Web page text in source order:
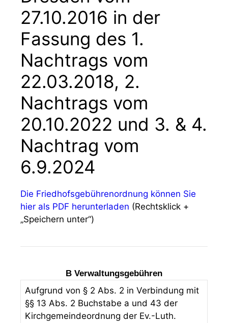
27.10.2016 in der
Fassung des 1.
Nachtrags vom
22.03.2018, 2.
Nachtrags vom
20.10.2022 und 3. & 4.
Nachtrag vom
6.9.2024
Die Friedhofsgebührenordnung können Sie
hier als PDF herunterladen (Rechtsklick +
„Speichern unter“)
B Verwaltungsgebühren
Aufgrund von § 2 Abs. 2 in Verbindung mit
§§ 13 Abs. 2 Buchstabe a und 43 der
Kirchgemeindeordnung der Ev.-Luth.